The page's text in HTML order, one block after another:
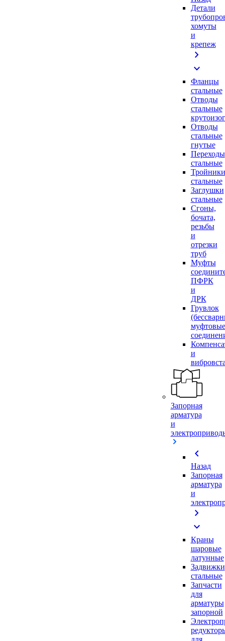
Детали
хомуты
и
крепеж
chevron_right
expand_more
Фланцы
стальные
Отводы
стальные
Отводы
стальные
гнутые
Переходы
стальные
Тройники
стальные
Заглушки
стальные
Сгоны,
бочата,
резьбы
и
отрезки
труб
Муфты
ПФРК
и
ДРК
Грувлок
муфтовые
и
Запорная
арматура
и
chevron_left
Назад
Запорная
арматура
и
chevron_right
expand_more
Краны
шаровые
латунные
Задвижки
стальные
Запчасти
для
арматуры
запорной
для